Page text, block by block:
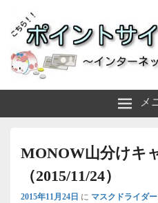
ポイントサイト
メ
MONOW山分けキ
（2015/11/24）
2015年11月24日 に マスクドライダ